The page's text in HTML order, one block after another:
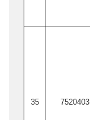
35 7520403